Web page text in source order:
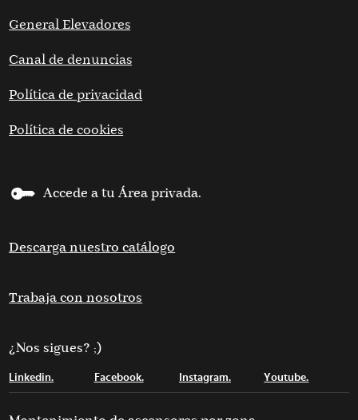
General Elevadores
Canal de denuncias
Política de privacidad
Política de cookies
Accede a tu Área privada.
Descarga nuestro catálogo
Trabaja con nosotros
¿Nos sigues? ;)
Linkedin. Facebook. Instagram. Youtube.